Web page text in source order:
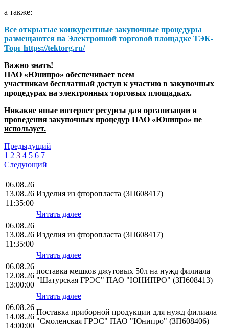
а также:
Все открытые конкурентные закупочные процедуры
размещаются на Электронной торговой площадке ТЭК-
Торг https://tektorg.ru/
Важно знать!
ПАО «Юнипро» обеспечивает всем
участникам бесплатный доступ к участию в закупочных
процедурах на электронных торговых площадках.
Никакие иные интернет ресурсы для организации и
проведения закупочных процедур ПАО «Юнипро» не
использует.
Предыдущий
1 2 3 4 5 6 7
Следующий
06.08.26
13.08.26
11:35:00
Изделия из фторопласта (ЗП608417)
Читать далее
06.08.26
13.08.26
11:35:00
Изделия из фторопласта (ЗП608417)
Читать далее
06.08.26
12.08.26
13:00:00
поставка мешков джутовых 50л на нужд филиала
"Шатурская ГРЭС" ПАО "ЮНИПРО" (ЗП608413)
Читать далее
06.08.26
14.08.26
14:00:00
Поставка приборной продукции для нужд филиала
"Смоленская ГРЭС" ПАО "Юнипро" (ЗП608406)